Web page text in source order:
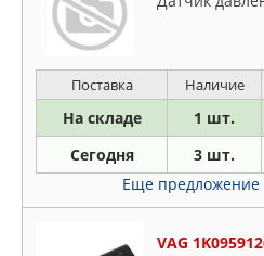
MERCEDES
MITSUBISHI
NISSAN
NTY
OSSCA
Поставка Наличие
На складе 1 шт.
Сегодня 3 шт.
Еще предложение
VAG